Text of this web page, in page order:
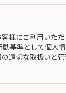
様にご利用いた
基準として個人
適切な取扱いと